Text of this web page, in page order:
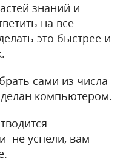
знаний и
на все
это быстрее и
сами из числа
компьютером.
не успели, вам